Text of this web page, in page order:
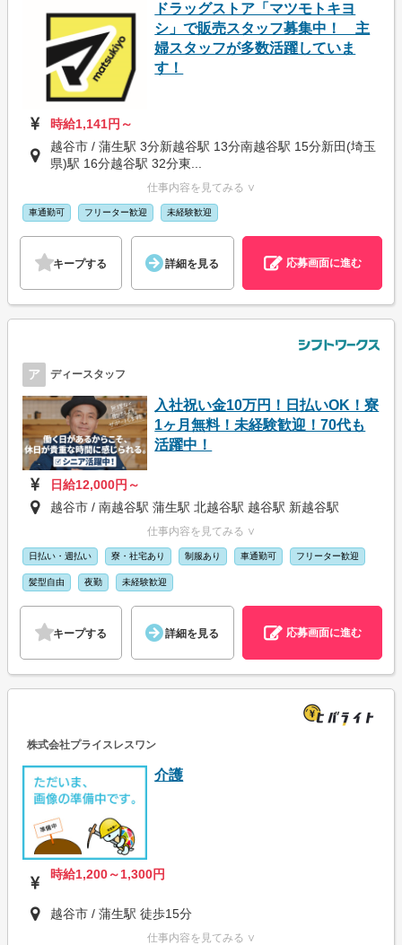
ドラッグストア「マツモトキヨ
シ」で販売スタッフ募集中！ 主
婦スタッフが多数活躍していま
す！
時給1,141円～
越谷市 / 蒲生駅 3分新越谷駅 13分南越谷駅 15分新田(埼玉
県)駅 16分越谷駅 32分東...
仕事内容を見てみる ∨
車通勤可 フリーター歓迎 未経験歓迎
キープする 詳細を見る 応募画面に進む
ア ディースタッフ
入社祝い金10万円！日払いOK！寮
1ヶ月無料！未経験歓迎！70代も
活躍中！
日給12,000円～
越谷市 / 南越谷駅 蒲生駅 北越谷駅 越谷駅 新越谷駅
仕事内容を見てみる ∨
日払い・週払い 寮・社宅あり 制服あり 車通勤可 フリーター歓迎
髪型自由 夜勤 未経験歓迎
キープする 詳細を見る 応募画面に進む
株式会社プライスレスワン
介護
時給1,200～1,300円
越谷市 / 蒲生駅 徒歩15分
仕事内容を見てみる ∨